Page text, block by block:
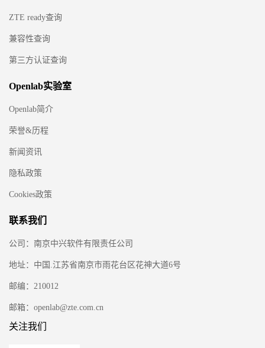
ZTE ready查询
兼容性查询
第三方认证查询
Openlab实验室
Openlab简介
荣誉&历程
新闻资讯
隐私政策
Cookies政策
联系我们
公司：南京中兴软件有限责任公司
地址：中国.江苏省南京市雨花台区花神大道6号
邮编：210012
邮箱：openlab@zte.com.cn
关注我们